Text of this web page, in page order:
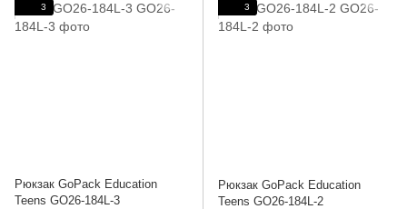
3
Рюкзак GoPack Education
Teens GO26-184L-3
3
Рюкзак GoPack Education
Teens GO26-184L-2